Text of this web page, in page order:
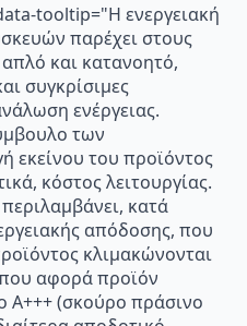
tooltip="Η ενεργειακή
παρέχει στους
και κατανοητό,
συγκρίσιμες
ενέργειας.
των
εκείνου του προϊόντος
κόστος λειτουργίας.
κατά
απόδοσης, που
κλιμακώνονται
αφορά προϊόν
Α+++ (σκούρο πράσινο